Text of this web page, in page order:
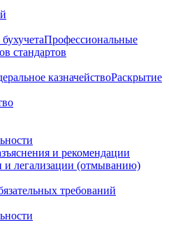
Профессиональные
стандартов
казначействоРаскрытие
и рекомендации
и легализации (отмыванию)
требований